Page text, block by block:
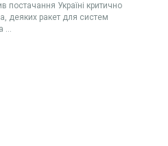
постачання Україні критично
деяких ракет для систем
...